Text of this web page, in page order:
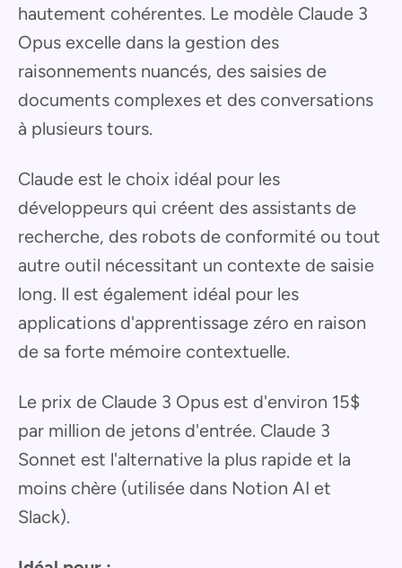
hautement cohérentes. Le modèle Claude 3
Opus excelle dans la gestion des
raisonnements nuancés, des saisies de
documents complexes et des conversations
à plusieurs tours.
Claude est le choix idéal pour les
développeurs qui créent des assistants de
recherche, des robots de conformité ou tout
autre outil nécessitant un contexte de saisie
long. Il est également idéal pour les
applications d'apprentissage zéro en raison
de sa forte mémoire contextuelle.
Le prix de Claude 3 Opus est d'environ 15$
par million de jetons d'entrée. Claude 3
Sonnet est l'alternative la plus rapide et la
moins chère (utilisée dans Notion AI et
Slack).